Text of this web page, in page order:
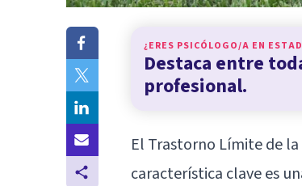
¿ERES PSICÓLOGO/A EN
Destaca entre
profesional.
El Trastorno Límite de
característica clave es